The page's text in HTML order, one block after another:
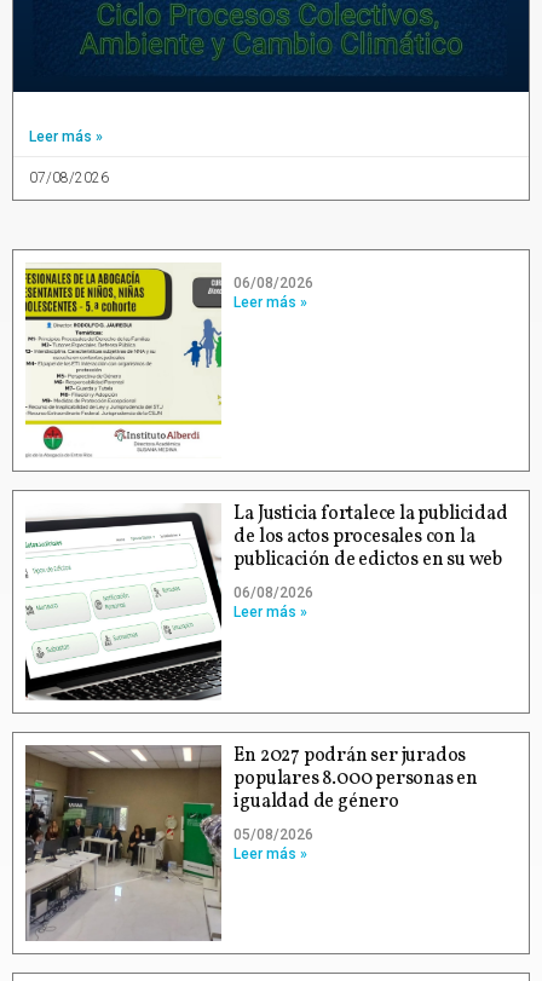
Leer más »
07/08/2026
06/08/2026
Leer más »
La Justicia fortalece la publicidad
de los actos procesales con la
publicación de edictos en su web
06/08/2026
Leer más »
En 2027 podrán ser jurados
populares 8.000 personas en
igualdad de género
05/08/2026
Leer más »